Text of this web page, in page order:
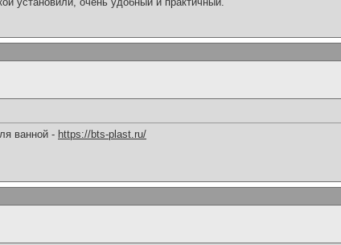
ванной - https://bts-plast.ru/